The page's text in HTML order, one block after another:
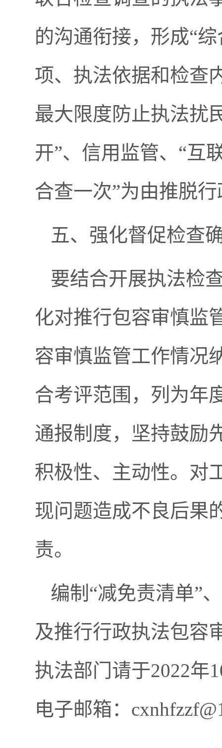
的沟通衔接，形成“
项、执法依据和检查
最大限度防止执法扰
开”、信用监管、“互
合查一次”为由推脱
五、强化督促检查
要结合开展执法检
化对推行包容审慎监
容审慎监管工作情况
合考评范围，列为年
通报制度，坚持鼓励
积极性、主动性。对
现问题造成不良后果
责。
编制“减免责清单”
及推行行政执法包容
执法部门请于2022年
电子邮箱：